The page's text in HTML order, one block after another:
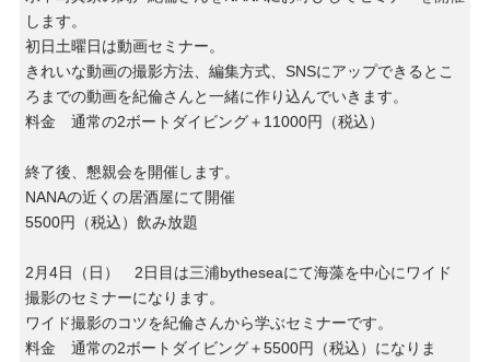
します。
初日土曜日は動画セミナー。
きれいな動画の撮影方法、編集方式、SNSにアップできるとこ
ろまでの動画を紀倫さんと一緒に作り込んでいきます。
料金 通常の2ボートダイビング＋11000円（税込）
終了後、懇親会を開催します。
NANAの近くの居酒屋にて開催
5500円（税込）飲み放題
2月4日（日） 2日目は三浦bytheseaにて海藻を中心にワイド
撮影のセミナーになります。
ワイド撮影のコツを紀倫さんから学ぶセミナーです。
料金 通常の2ボートダイビング＋5500円（税込）になりま